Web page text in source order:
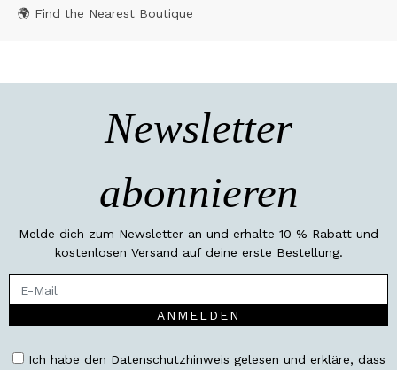
🌍 Find the Nearest Boutique
Newsletter
abonnieren
Melde dich zum Newsletter an und erhalte 10 % Rabatt und
kostenlosen Versand auf deine erste Bestellung.
ANMELDEN
Ich habe den Datenschutzhinweis gelesen und erkläre, dass